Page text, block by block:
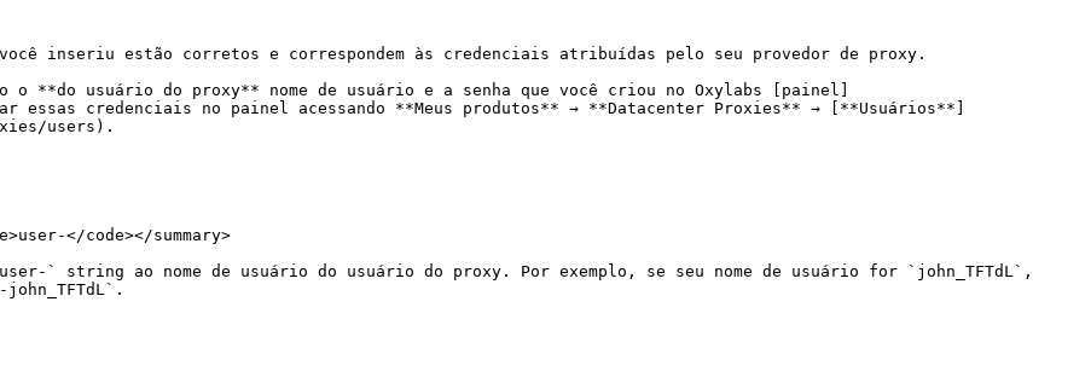
inseriu estão corretos e correspondem às credenciais atribuídas pelo seu provedor de proxy.
o **do usuário do proxy** nome de usuário e a senha que você criou no Oxylabs [painel]
essas credenciais no painel acessando **Meus produtos** → **Datacenter Proxies** → [**Usuários**]
users).
</code></summary>
` string ao nome de usuário do usuário do proxy. Por exemplo, se seu nome de usuário for `john_TFTdL`,